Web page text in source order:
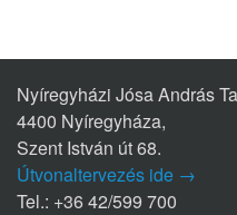
Nyíregyházi Jósa András
4400 Nyíregyháza,
Szent István út 68.
Útvonaltervezés ide →
Tel.: +36 42/599 700